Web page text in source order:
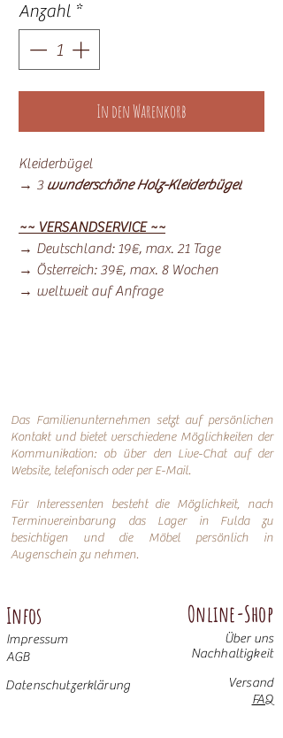
Anzahl *
In den Warenkorb
Kleiderbügel
→ 3 wunderschöne Holz-Kleiderbügel
~~ VERSANDSERVICE ~~
→ Deutschland: 19€, max. 21 Tage
→ Österreich: 39€, max. 8 Wochen
→ weltweit auf Anfrage
Das Familienunternehmen setzt auf persönlichen
Kontakt und bietet verschiedene Möglichkeiten der
Kommunikation: ob über den Live-Chat auf der
Website, telefonisch oder perE-Mail.
Für Interessenten besteht die Möglichkeit, nach
Terminvereinbarung das Lager in Fulda zu
besichtigen und die Möbel persönlich in
Augenschein zu nehmen.
Infos
Impressum
AGB
Online-Shop
Über uns
Nachhaltigkeit
Datenschutzerklärung
Versand
FAQ